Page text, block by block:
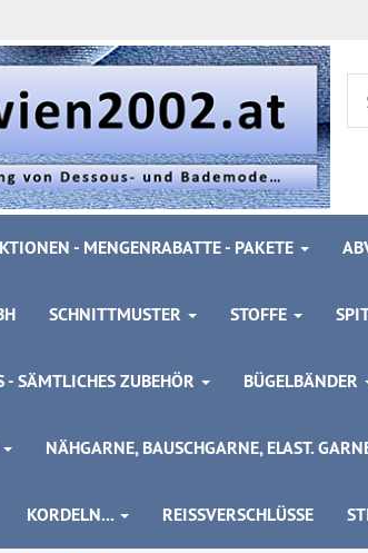
- MENGENRABATTE - PAKETE
SCHNITTMUSTER STOFFE
- SÄMTLICHES ZUBEHÖR BÜGELBÄNDER
NÄHGARNE, BAUSCHGARNE, ELAST.
KORDELN... REISSVERSCHLÜSSE